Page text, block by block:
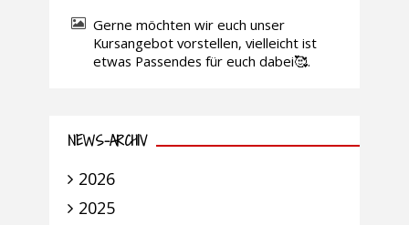
Gerne möchten wir euch unser
Kursangebot vorstellen, vielleicht ist
etwas Passendes für euch dabei🥰.
NEWS-ARCHIV
2026
2025